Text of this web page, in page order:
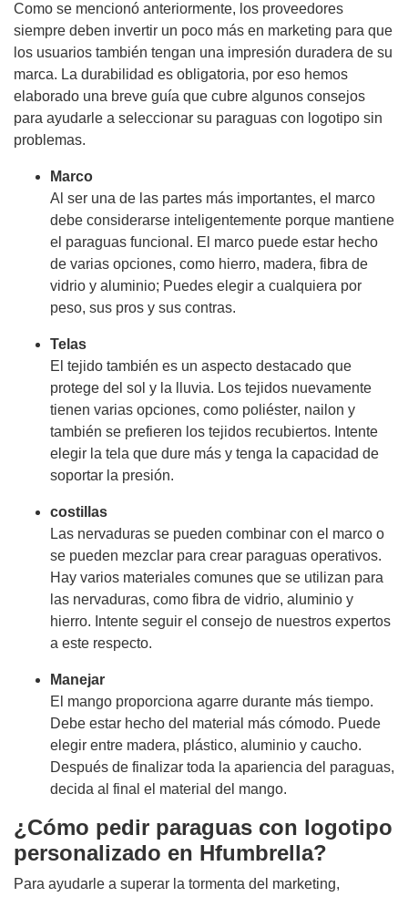
Como se mencionó anteriormente, los proveedores
siempre deben invertir un poco más en marketing para que
los usuarios también tengan una impresión duradera de su
marca. La durabilidad es obligatoria, por eso hemos
elaborado una breve guía que cubre algunos consejos
para ayudarle a seleccionar su paraguas con logotipo sin
problemas.
Marco
Al ser una de las partes más importantes, el marco
debe considerarse inteligentemente porque mantiene
el paraguas funcional. El marco puede estar hecho
de varias opciones, como hierro, madera, fibra de
vidrio y aluminio; Puedes elegir a cualquiera por
peso, sus pros y sus contras.
Telas
El tejido también es un aspecto destacado que
protege del sol y la lluvia. Los tejidos nuevamente
tienen varias opciones, como poliéster, nailon y
también se prefieren los tejidos recubiertos. Intente
elegir la tela que dure más y tenga la capacidad de
soportar la presión.
costillas
Las nervaduras se pueden combinar con el marco o
se pueden mezclar para crear paraguas operativos.
Hay varios materiales comunes que se utilizan para
las nervaduras, como fibra de vidrio, aluminio y
hierro. Intente seguir el consejo de nuestros expertos
a este respecto.
Manejar
El mango proporciona agarre durante más tiempo.
Debe estar hecho del material más cómodo. Puede
elegir entre madera, plástico, aluminio y caucho.
Después de finalizar toda la apariencia del paraguas,
decida al final el material del mango.
¿Cómo pedir paraguas con logotipo
personalizado en Hfumbrella?
Para ayudarle a superar la tormenta del marketing,